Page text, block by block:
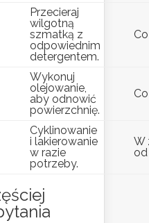
Przecieraj
wilgotną
szmatką z
odpowiednim
detergentem.
Wykonuj
olejowanie,
aby odnowić
powierzchnię.
Cyklinowanie
i lakierowanie
w razie
potrzeby.
W